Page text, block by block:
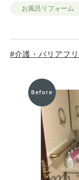
お風呂リフォーム
介護・バリアフ
Before